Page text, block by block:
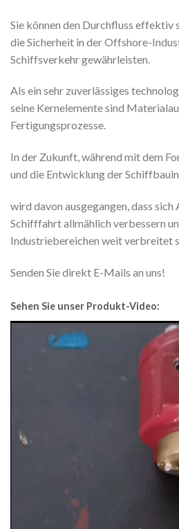
Sie können den Durchfluss effektiv
die Sicherheit in der Offshore-
Schiffsverkehr gewährleisten.
Als ein sehr zuverlässiges
seine Kernelemente sind
Fertigungsprozesse.
In der Zukunft, während mit dem
und die Entwicklung der
wird davon ausgegangen, dass
Schifffahrt allmählich verbessern
Industriebereichen weit verbreitet
Senden Sie direkt E-Mails an uns!
Sehen Sie unser Produkt-Video: